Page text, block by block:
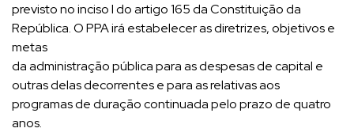
previsto no inciso I do artigo 165 da Constituição da
República. O PPA irá estabelecer as diretrizes, objetivos e
metas
da administração pública para as despesas de capital e
outras delas decorrentes e para as relativas aos
programas de duração continuada pelo prazo de quatro
anos.